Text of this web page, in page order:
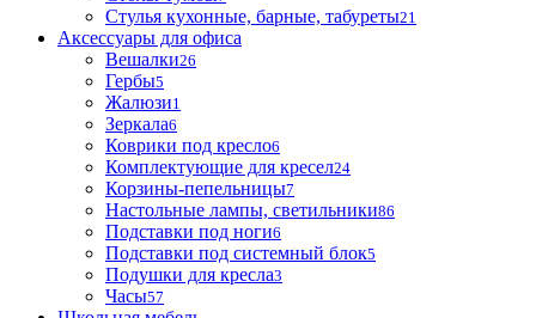
Стулья кухонные, барные, табуреты21
Аксессуары для офиса
Вешалки26
Гербы5
Жалюзи1
Зеркала6
Коврики под кресло6
Комплектующие для кресел24
Корзины-пепельницы7
Настольные лампы, светильники86
Подставки под ноги6
Подставки под системный блок5
Подушки для кресла3
Часы57